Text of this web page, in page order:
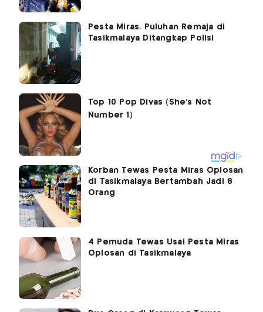
Pesta Miras, Puluhan Remaja di
Tasikmalaya Ditangkap Polisi
Korban Tewas Pesta Miras Oplosan
di Tasikmalaya Bertambah Jadi 8
Orang
4 Pemuda Tewas Usai Pesta Miras
Oplosan di Tasikmalaya